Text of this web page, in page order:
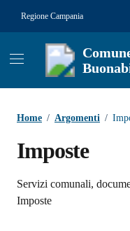
Regione Campania
Home / Argomenti /
Imposte
Dettagli
Servizi comunali,
Imposte